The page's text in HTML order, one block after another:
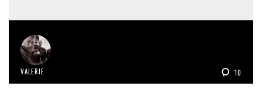
VALERIE 10